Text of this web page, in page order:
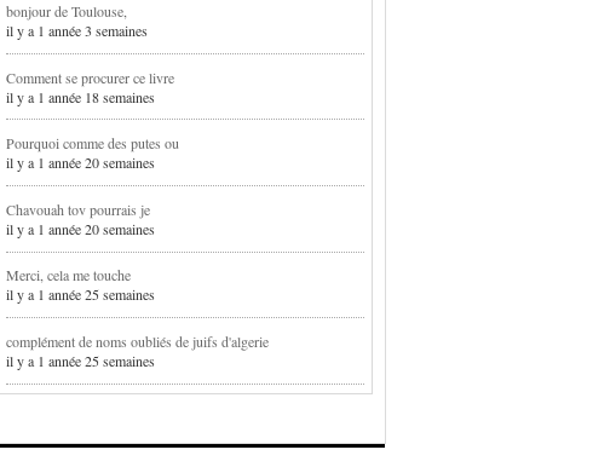
bonjour de Toulouse,
il y a 1 année 3 semaines
Comment se procurer ce livre
il y a 1 année 18 semaines
Pourquoi comme des putes ou
il y a 1 année 20 semaines
Chavouah tov pourrais je
il y a 1 année 20 semaines
Merci, cela me touche
il y a 1 année 25 semaines
complément de noms oubliés de juifs d'algerie
il y a 1 année 25 semaines